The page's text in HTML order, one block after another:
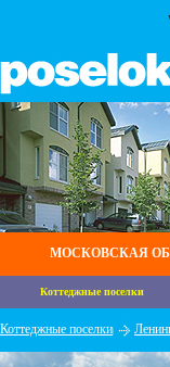
МОСКОВСКАЯ
Коттеджные поселки
Коттеджные поселки